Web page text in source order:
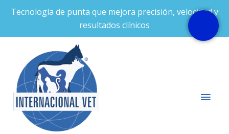
Tecnología de punta que mejora precisión, velocidad y
resultados clínicos